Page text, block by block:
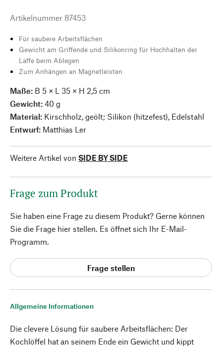
Allgemeine Informationen
Die clevere Lösung für saubere Arbeitsflächen: Der
Kochlöffel hat an seinem Ende ein Gewicht und kippt
Artikelnummer 87453
Für saubere Arbeitsflächen
Gewicht am Griffende und Silikonring für Hochhalten der
Laffe beim Ablegen
Zum Anhängen an Magnetleisten
Maße: B 5 × L 35 × H 2,5 cm
Gewicht: 40 g
Material: Kirschholz, geölt; Silikon (hitzefest), Edelstahl
Entwurf: Matthias Ler
Weitere Artikel von SIDE BY SIDE
Frage zum Produkt
Sie haben eine Frage zu diesem Produkt? Gerne können
Sie die Frage hier stellen. Es öffnet sich Ihr E-Mail-
Programm.
Frage stellen